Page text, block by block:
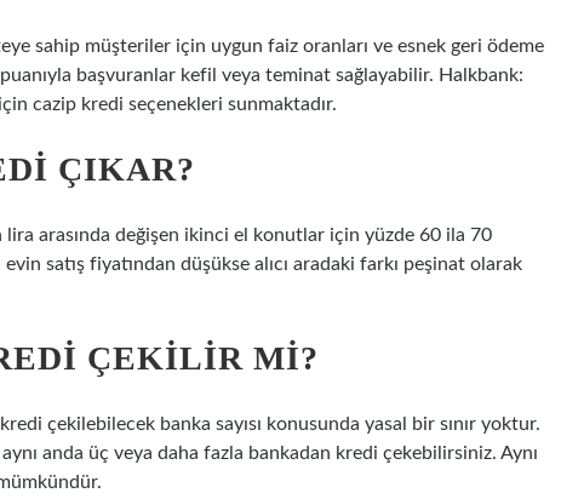
sahip müşteriler için uygun faiz oranları ve esnek geri ödeme
başvuranlar kefil veya teminat sağlayabilir. Halkbank:
cazip kredi seçenekleri sunmaktadır.
ÇIKAR?
arasında değişen ikinci el konutlar için yüzde 60 ila 70
satış fiyatından düşükse alıcı aradaki farkı peşinat olarak
ÇEKILIR MI?
çekilebilecek banka sayısı konusunda yasal bir sınır yoktur.
anda üç veya daha fazla bankadan kredi çekebilirsiniz. Aynı